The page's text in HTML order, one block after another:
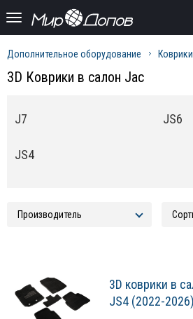
Дополнительное оборудование
3D Коврики в салон Jac
J7
JS4
JS6
3D коврики в
JS4 (2022-